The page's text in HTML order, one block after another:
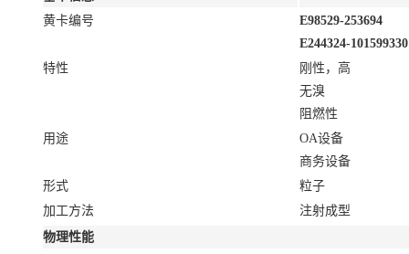
黄卡编号
E98529-253694
E244324-101599330
特性
刚性，高
无溴
阻燃性
用途
OA设备
商务设备
形式
粒子
加工方法
注射成型
物理性能